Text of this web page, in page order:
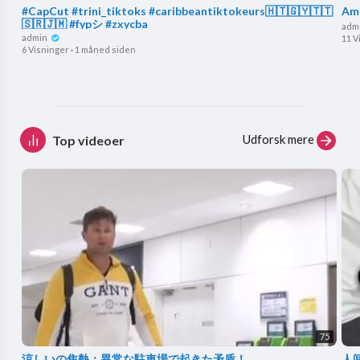
#CapCut #trini_tiktoks #caribbeantiktokeurs🇭🇹🇬🇾🇹🇹
🇸🇷🇯🇲 #fypシ #zxycba
admin
6 Visninger · 1 måned siden
11
Top videoer Udforsk mere
75